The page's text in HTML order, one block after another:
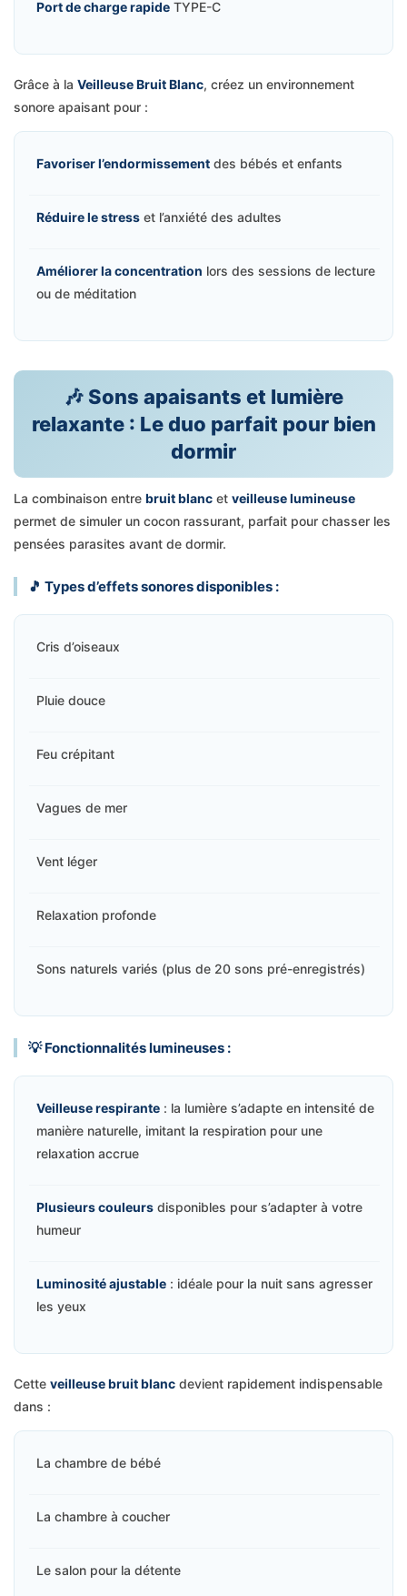
Port de charge rapide TYPE-C
Grâce à la Veilleuse Bruit Blanc, créez un environnement
sonore apaisant pour :
Favoriser l’endormissement des bébés et enfants
Réduire le stress et l’anxiété des adultes
Améliorer la concentration lors des sessions de lecture
ou de méditation
🎶 Sons apaisants et lumière
relaxante : Le duo parfait pour bien
dormir
La combinaison entre bruit blanc et veilleuse lumineuse
permet de simuler un cocon rassurant, parfait pour chasser les
pensées parasites avant de dormir.
🎵 Types d’effets sonores disponibles :
Cris d’oiseaux
Pluie douce
Feu crépitant
Vagues de mer
Vent léger
Relaxation profonde
Sons naturels variés (plus de 20 sons pré-enregistrés)
💡 Fonctionnalités lumineuses :
Veilleuse respirante : la lumière s’adapte en intensité de
manière naturelle, imitant la respiration pour une
relaxation accrue
Plusieurs couleurs disponibles pour s’adapter à votre
humeur
Luminosité ajustable : idéale pour la nuit sans agresser
les yeux
Cette veilleuse bruit blanc devient rapidement indispensable
dans :
La chambre de bébé
La chambre à coucher
Le salon pour la détente